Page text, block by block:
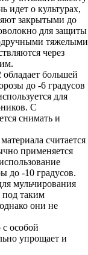
идет о культурах,
закрытыми до
для защиты
тяжелыми
через
большей
до -6 градусов
для
С
снимать и
считается
применяется
до -10 градусов.
мульчирования
под таким
они не
особой
упрощает и